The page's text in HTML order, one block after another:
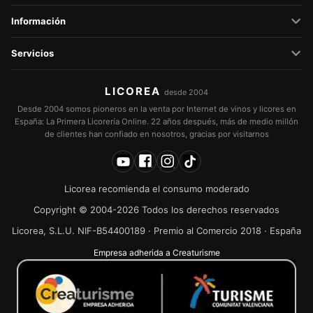
Información
Servicios
LICOREA desde 2004
Desde 2004 somos pioneros en la venta por Internet de vinos y licores en
España: La Primera Licorería Online. 22 años después, más de medio millón
de clientes han confiado en nosotros, gracias por visitarnos
Licorea recomienda el consumo moderado
Copyright © 2004-2026 Todos los derechos reservados
Licorea, S.L.U. NIF-B54400189 · Premio al Comercio 2018 · España
Empresa adherida a Creaturisme